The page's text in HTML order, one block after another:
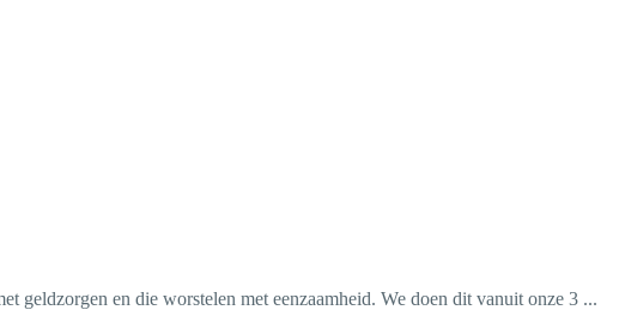
geldzorgen en die worstelen met eenzaamheid. We doen dit vanuit onze 3 ...